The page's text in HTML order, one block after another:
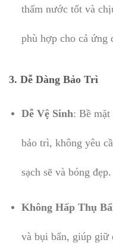
thấm nước tốt và
phù hợp cho cả ứng
3. Dễ Dàng Bảo Trì
Dễ Vệ Sinh: Bề mặt
bảo trì, không yêu
sạch sẽ và bóng đẹp.
Không Hấp Thụ
và bụi bẩn, giúp giữ